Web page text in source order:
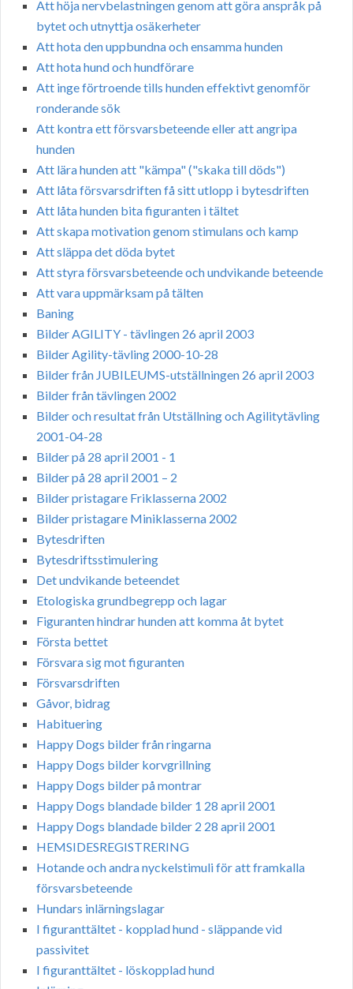
Att höja nervbelastningen genom att göra anspråk på
bytet och utnyttja osäkerheter
Att hota den uppbundna och ensamma hunden
Att hota hund och hundförare
Att inge förtroende tills hunden effektivt genomför
ronderande sök
Att kontra ett försvarsbeteende eller att angripa
hunden
Att lära hunden att "kämpa" ("skaka till döds")
Att låta försvarsdriften få sitt utlopp i bytesdriften
Att låta hunden bita figuranten i tältet
Att skapa motivation genom stimulans och kamp
Att släppa det döda bytet
Att styra försvarsbeteende och undvikande beteende
Att vara uppmärksam på tälten
Baning
Bilder AGILITY - tävlingen 26 april 2003
Bilder Agility-tävling 2000-10-28
Bilder från JUBILEUMS-utställningen 26 april 2003
Bilder från tävlingen 2002
Bilder och resultat från Utställning och Agilitytävling
2001-04-28
Bilder på 28 april 2001 - 1
Bilder på 28 april 2001 – 2
Bilder pristagare Friklasserna 2002
Bilder pristagare Miniklasserna 2002
Bytesdriften
Bytesdriftsstimulering
Det undvikande beteendet
Etologiska grundbegrepp och lagar
Figuranten hindrar hunden att komma åt bytet
Första bettet
Försvara sig mot figuranten
Försvarsdriften
Gåvor, bidrag
Habituering
Happy Dogs bilder från ringarna
Happy Dogs bilder korvgrillning
Happy Dogs bilder på montrar
Happy Dogs blandade bilder 1 28 april 2001
Happy Dogs blandade bilder 2 28 april 2001
HEMSIDESREGISTRERING
Hotande och andra nyckelstimuli för att framkalla
försvarsbeteende
Hundars inlärningslagar
I figuranttältet - kopplad hund - släppande vid
passivitet
I figuranttältet - löskopplad hund